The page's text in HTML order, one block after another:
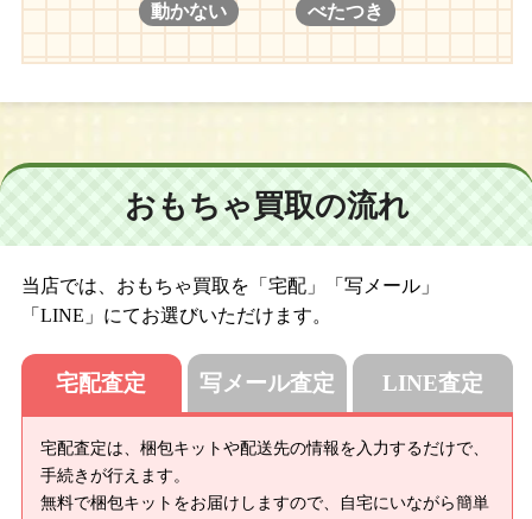
動かない べたつき
おもちゃ買取の流れ
当店では、おもちゃ買取を「宅配」「写メール」
「LINE」にてお選びいただけます。
宅配査定
宅配査定は、梱包キットや配送先の情報を入力するだけで、
手続きが行えます。
無料で梱包キットをお届けしますので、自宅にいながら簡単
写メール査定 LINE査定